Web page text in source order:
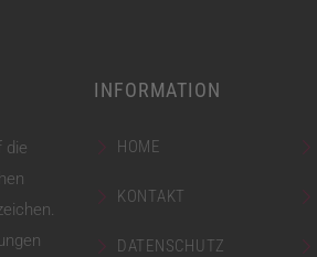
die
INFORMATION
HOME
KONTAKT
DATENSCHUTZ